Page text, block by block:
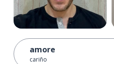
amore
cariño